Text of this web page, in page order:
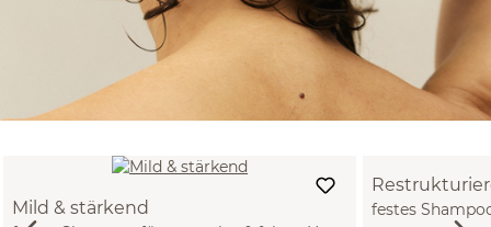
Mild & stärkend
festes